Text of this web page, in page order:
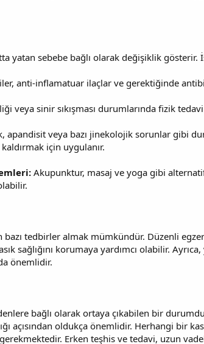
yatan sebebe bağlı olarak değişiklik
anti-inflamatuar ilaçlar ve gerektiğinde
veya sinir sıkışması durumlarında fizik
apandisit veya bazı jinekolojik sorunlar gibi
için uygulanır.
Akupunktur, masaj ve yoga gibi
bazı tedbirler almak mümkündür. Düzenli
sağlığını korumaya yardımcı olabilir.
önemlidir.
bağlı olarak ortaya çıkabilen bir
açısından oldukça önemlidir. Herhangi bir
Erken teşhis ve tedavi, uzun